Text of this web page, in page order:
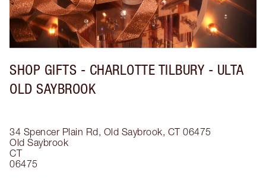
SHOP GIFTS - CHARLOTTE TILBURY - ULTA
OLD SAYBROOK
34 Spencer Plain Rd, Old Saybrook, CT 06475
Old Saybrook
CT
06475